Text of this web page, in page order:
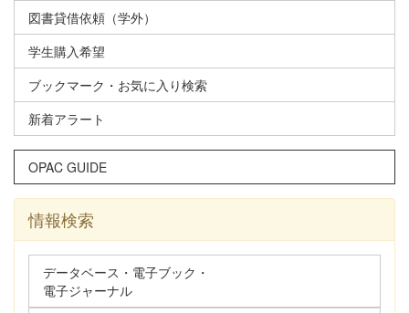
図書貸借依頼（学外）
学生購入希望
ブックマーク・お気に入り検索
新着アラート
OPAC GUIDE
情報検索
データベース・電子ブック・
電子ジャーナル